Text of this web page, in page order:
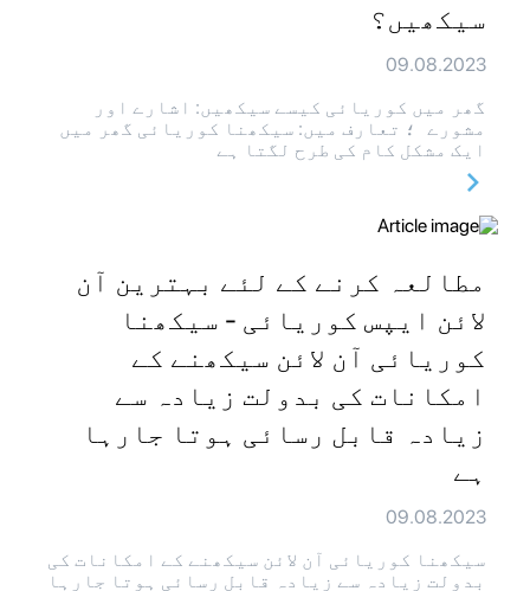
سیکھیں؟
09.08.2023
گھر میں کوریائی کیسے سیکھیں: اشارے اور
مشورے ؛ تعارف میں: سیکھنا کوریائی گھر میں
ایک مشکل کام کی طرح لگتا ہے
مطالعہ کرنے کے لئے بہترین آن
لائن ایپس کوریائی - سیکھنا
کوریائی آن لائن سیکھنے کے
امکانات کی بدولت زیادہ سے
زیادہ قابل رسائی ہوتا جارہا
ہے
09.08.2023
سیکھنا کوریائی آن لائن سیکھنے کے امکانات کی
بدولت زیادہ سے زیادہ قابل رسائی ہوتا جارہا